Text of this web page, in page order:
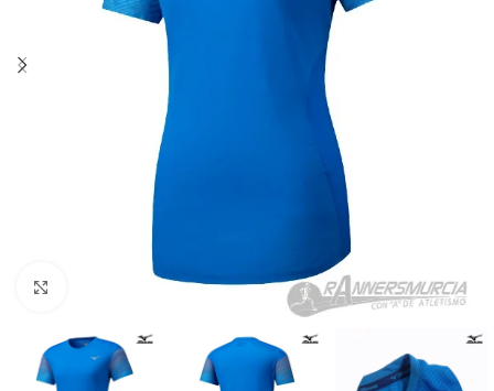
Haga Click para agrandar